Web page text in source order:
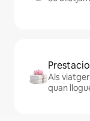
Als
quan